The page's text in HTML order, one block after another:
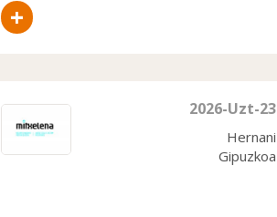
+
2026-Uzt-23
Hernani
Gipuzkoa